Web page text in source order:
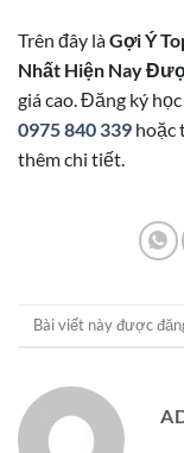
Trên đây làGợi Ý
Nhất Hiện Nay
giá cao. Đăng ký
0975 840 339 hoặc
thêm chi tiết.
Bài viết này được